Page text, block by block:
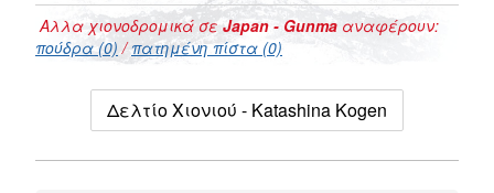
Αλλα χιονοδρομικά σεJapan - Gunma αναφέρουν:
πούδρα (0) /πατημένη πίστα (0)
Δελτίο Χιονιού - Katashina Kogen